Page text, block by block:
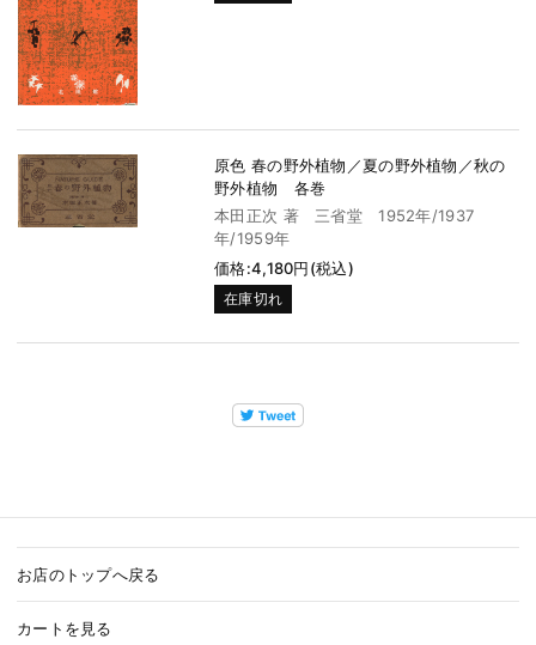
原色 春の野外植物／夏の野外植物／秋の
野外植物 各巻
本田正次 著 三省堂 1952年/1937
年/1959年
価格:4,180円(税込)
在庫切れ
お店のトップへ戻る
カートを見る